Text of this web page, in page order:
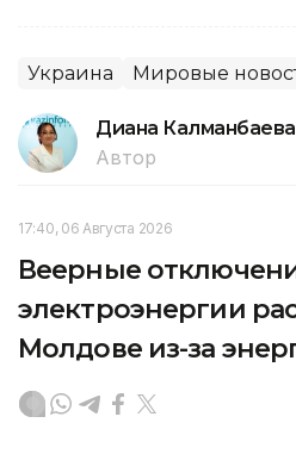
Украина Мировые
Диана Калманбаева
Автор
17:40, 06 Августа 2026
Веерные
электроэнергии
Молдове из-за